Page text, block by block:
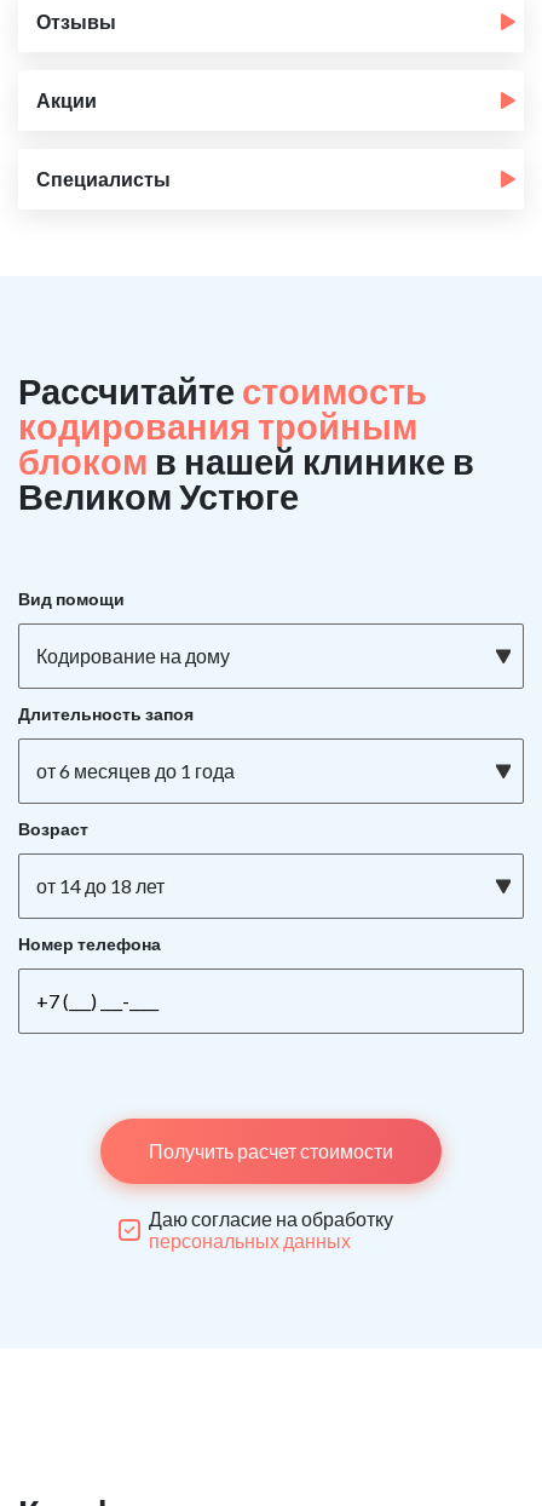
Отзывы
Акции
Специалисты
Рассчитайте стоимость
кодирования тройным
блоком в нашей клинике в
Великом Устюге
Вид помощи
Кодирование на дому
Длительность запоя
от 6 месяцев до 1 года
Возраст
от 14 до 18 лет
Номер телефона
Получить расчет стоимости
Даю согласие на обработку
персональных данных